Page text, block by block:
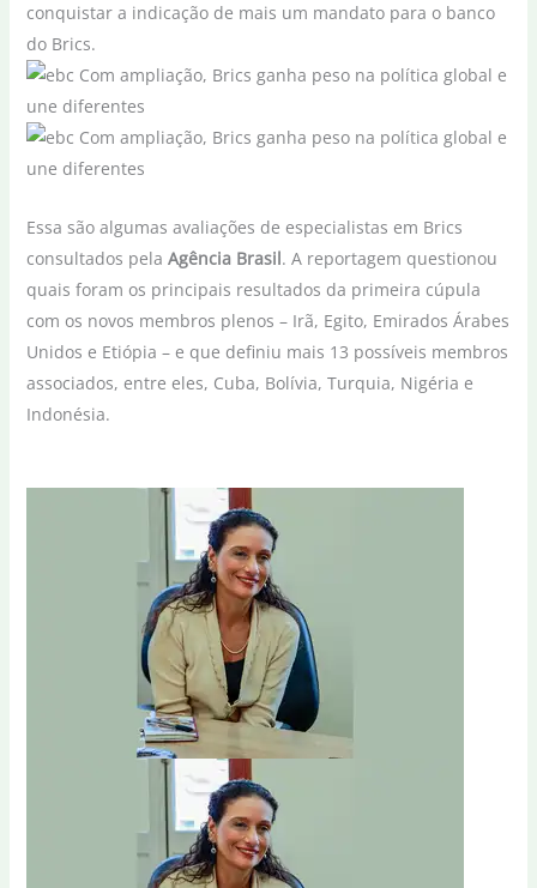
conquistar a indicação de mais um mandato para o banco
do Brics.
Essa são algumas avaliações de especialistas em Brics
consultados pela Agência Brasil. A reportagem questionou
quais foram os principais resultados da primeira cúpula
com os novos membros plenos – Irã, Egito, Emirados Árabes
Unidos e Etiópia – e que definiu mais 13 possíveis membros
associados, entre eles, Cuba, Bolívia, Turquia, Nigéria e
Indonésia.